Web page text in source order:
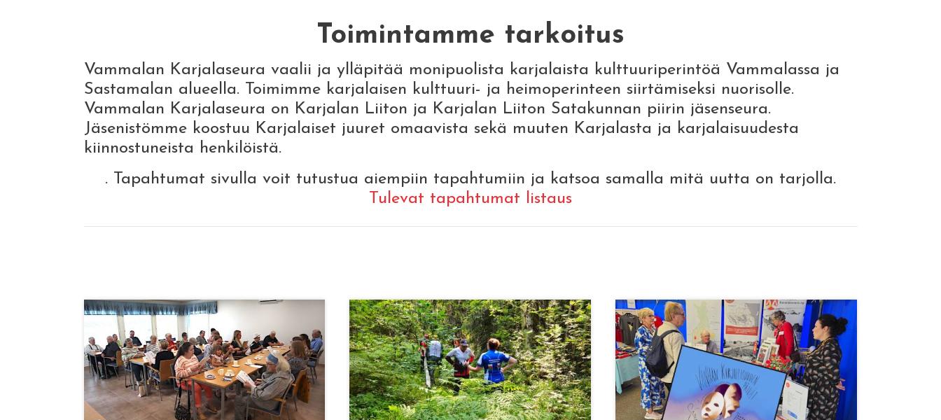
Toimintamme tarkoitus
Vammalan Karjalaseura vaalii ja ylläpitää monipuolista karjalaista kulttuuriperintöä Vammalassa ja
Sastamalan alueella. Toimimme karjalaisen kulttuuri- ja heimoperinteen siirtämiseksi nuorisolle.
Vammalan Karjalaseura on Karjalan Liiton ja Karjalan Liiton Satakunnan piirin jäsenseura.
Jäsenistömme koostuu Karjalaiset juuret omaavista sekä muuten Karjalasta ja karjalaisuudesta
kiinnostuneista henkilöistä.
. Tapahtumat sivulla voit tutustua aiempiin tapahtumiin ja katsoa samalla mitä uutta on tarjolla.
Tulevat tapahtumat listaus